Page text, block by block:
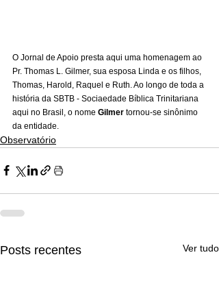
O Jornal de Apoio presta aqui uma homenagem ao
Pr. Thomas L. Gilmer, sua esposa Linda e os filhos,
Thomas, Harold, Raquel e Ruth. Ao longo de toda a
história da SBTB - Sociaedade Bíblica Trinitariana
aqui no Brasil, o nome Gilmer tornou-se sinônimo
da entidade.
Observatório
Posts recentes Ver tudo